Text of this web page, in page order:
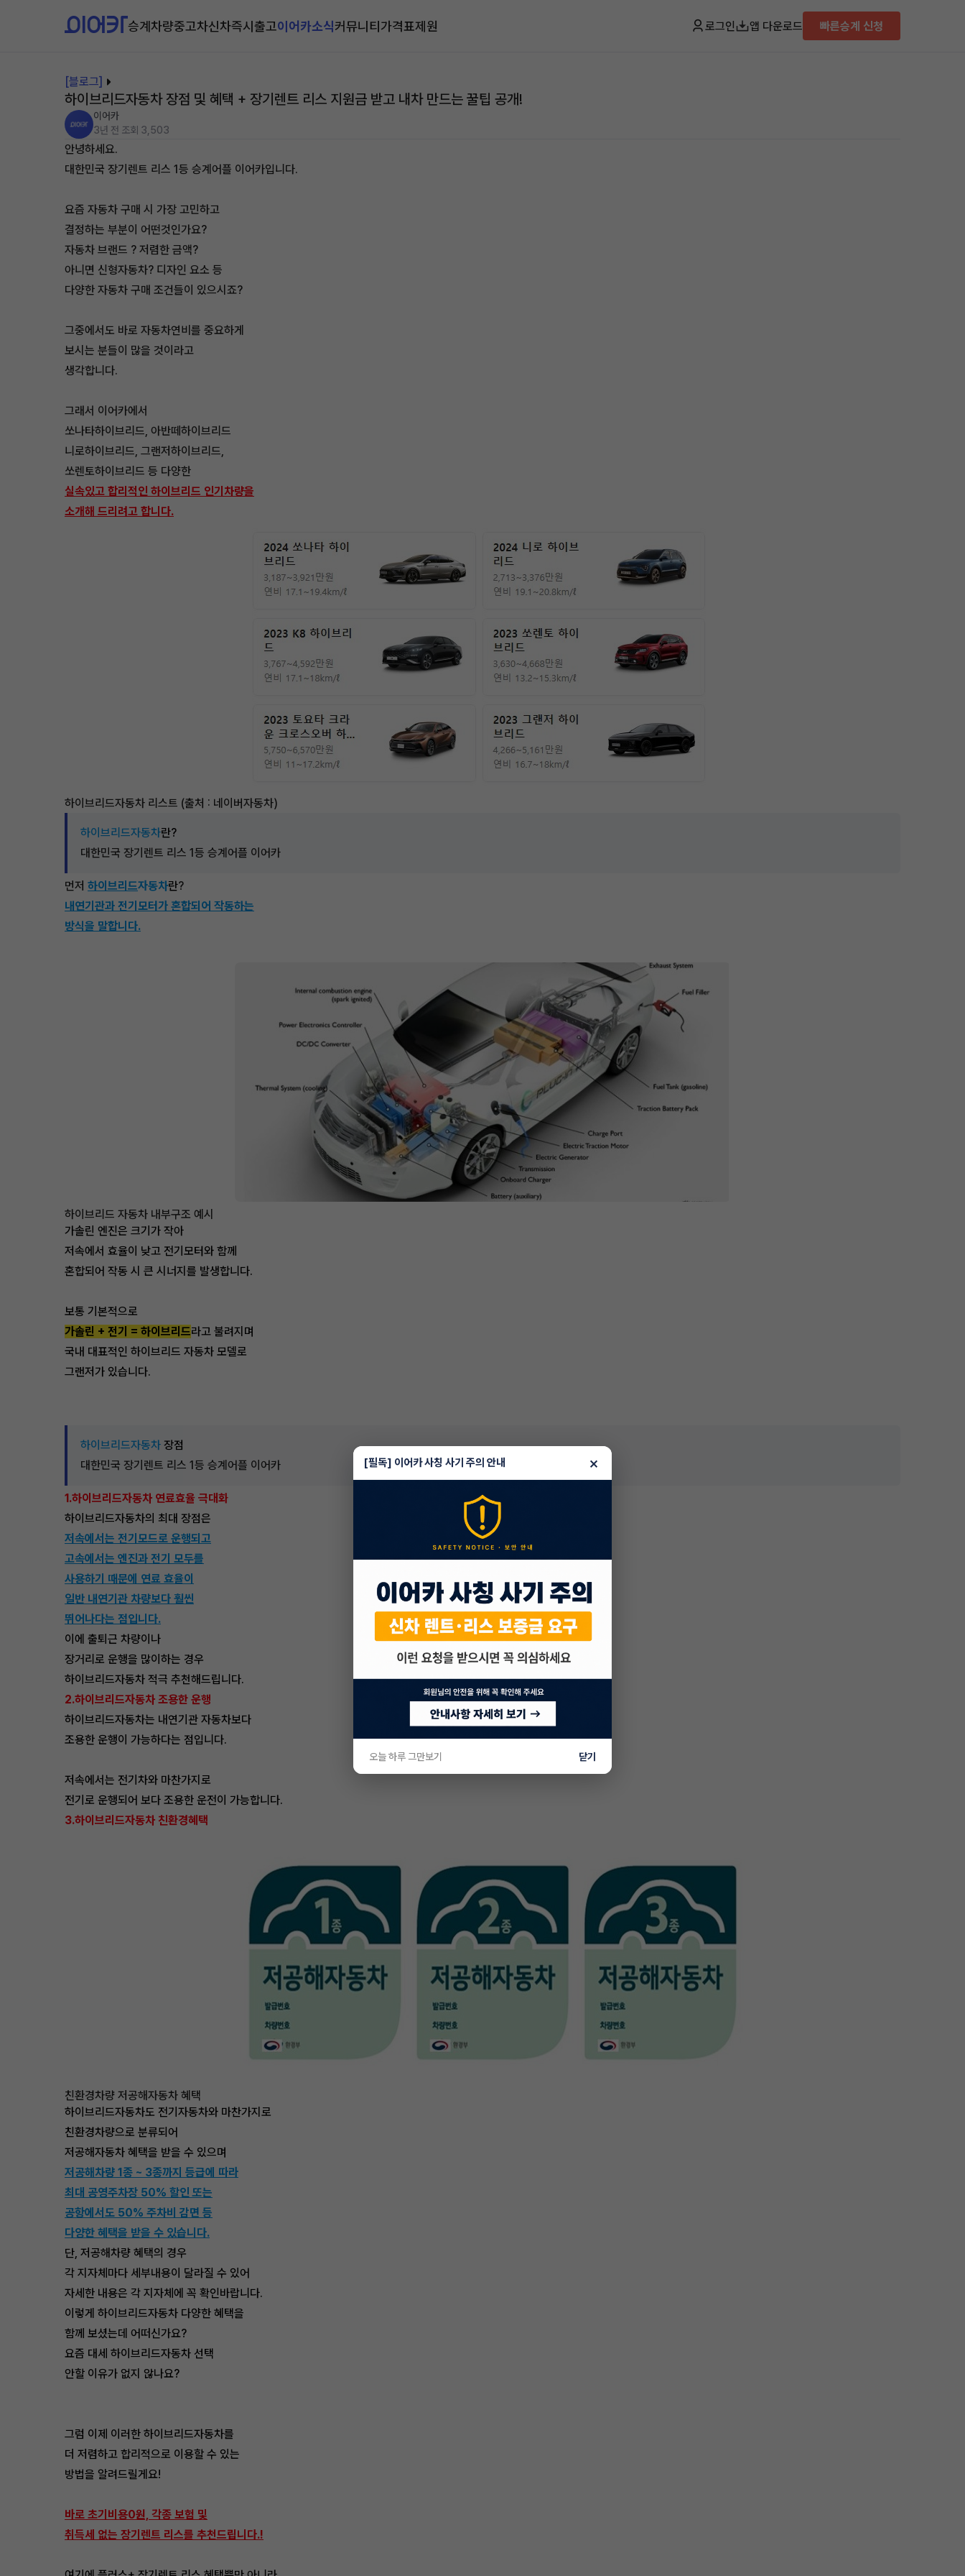
승계차량중고차신차즉시출고이어카소식커뮤니티가격표제원 로그인 앱 다운로드 빠른승계 신청
[블로그]
하이브리드자동차 장점 및 혜택 + 장기렌트 리스 지원금 받고 내차 만드는 꿀팁 공개!
이어카
3년 전 조회 3,503
안녕하세요.
대한민국 장기렌트 리스 1등 승계어플 이어카입니다.
요즘 자동차 구매 시 가장 고민하고
결정하는 부분이 어떤것인가요?
자동차 브랜드 ? 저렴한 금액?
아니면 신형자동차? 디자인 요소 등
다양한 자동차 구매 조건들이 있으시죠?
그중에서도 바로 자동차연비를 중요하게
보시는 분들이 많을 것이라고
생각합니다.
그래서 이어카에서
쏘나타하이브리드, 아반떼하이브리드
니로하이브리드, 그랜저하이브리드,
쏘렌토하이브리드 등 다양한
실속있고 합리적인 하이브리드 인기차량을
소개해 드리려고 합니다.
하이브리드자동차 리스트 (출처 : 네이버자동차)
하이브리드자동차란?
대한민국 장기렌트 리스 1등 승계어플 이어카
먼저 하이브리드자동차란?
내연기관과 전기모터가 혼합되어 작동하는
방식을 말합니다.
하이브리드 자동차 내부구조 예시
가솔린 엔진은 크기가 작아
저속에서 효율이 낮고 전기모터와 함께
혼합되어 작동 시 큰 시너지를 발생합니다.
보통 기본적으로
가솔린 + 전기 = 하이브리드라고 불려지며
국내 대표적인 하이브리드 자동차 모델로
그랜저가 있습니다.
하이브리드자동차 장점
대한민국 장기렌트 리스 1등 승계어플 이어카
1.하이브리드자동차 연료효율 극대화
하이브리드자동차의 최대 장점은
저속에서는 전기모드로 운행되고
고속에서는 엔진과 전기 모두를
사용하기 때문에 연료 효율이
일반 내연기관 차량보다 훨씬
뛰어나다는 점입니다.
이에 출퇴근 차량이나
장거리로 운행을 많이하는 경우
하이브리드자동차 적극 추천해드립니다.
2.하이브리드자동차 조용한 운행
하이브리드자동차는 내연기관 자동차보다
조용한 운행이 가능하다는 점입니다.
저속에서는 전기차와 마찬가지로
전기로 운행되어 보다 조용한 운전이 가능합니다.
3.하이브리드자동차 친환경혜택
친환경차량 저공해자동차 혜택
하이브리드자동차도 전기자동차와 마찬가지로
친환경차량으로 분류되어
저공해자동차 혜택을 받을 수 있으며
저공해차량 1종 ~ 3종까지 등급에 따라
최대 공영주차장 50% 할인 또는
공항에서도 50% 주차비 감면 등
다양한 혜택을 받을 수 있습니다.
단, 저공해차량 혜택의 경우
각 지자체마다 세부내용이 달라질 수 있어
자세한 내용은 각 지자체에 꼭 확인바랍니다.
이렇게 하이브리드자동차 다양한 혜택을
함께 보셨는데 어떠신가요?
요즘 대세 하이브리드자동차 선택
안할 이유가 없지 않나요?
그럼 이제 이러한 하이브리드자동차를
더 저렴하고 합리적으로 이용할 수 있는
방법을 알려드릴게요!
바로 초기비용0원, 각종 보험 및
취득세 없는 장기렌트 리스를 추천드립니다.!
[필독] 이어카 사칭 사기 주의 안내 ×
오늘 하루 그만보기 닫기